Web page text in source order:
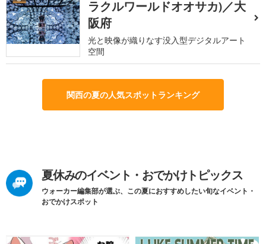
ラクルワールドオオサカ)／大
阪府
光と映像が織りなす没入型デジタルアート
空間
関西の夏の人気スポットランキング
夏休みのイベント・おでかけトピックス
ウォーカー編集部が選ぶ、この夏におすすめしたい旬なイベント・
おでかけスポット